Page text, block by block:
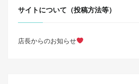
サイトについて（投稿方法等）
店長からのお知らせ